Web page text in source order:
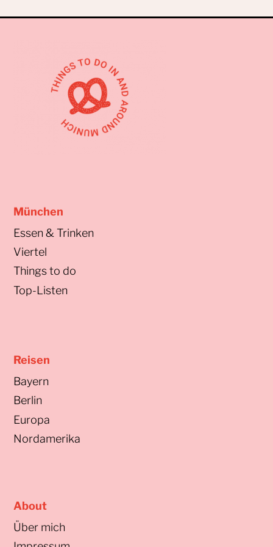
München
Essen & Trinken
Viertel
Things to do
Top-Listen
Reisen
Bayern
Berlin
Europa
Nordamerika
About
Über mich